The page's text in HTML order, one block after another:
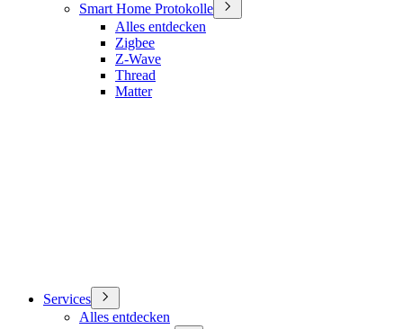
Smart Home Protokolle
Alles entdecken
Zigbee
Z-Wave
Thread
Matter
Services
Alles entdecken